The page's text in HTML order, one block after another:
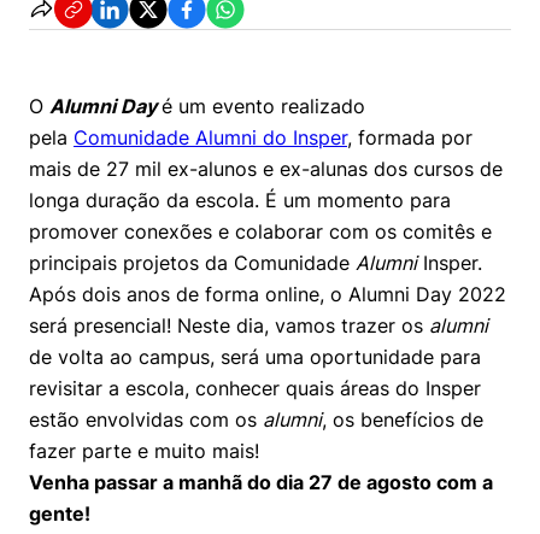
Todas as Engenharias
Engenharia de Computação
Busca por Áreas de Conhecimento
O Insper
Internacional
Student Life
Núcleo de Carreiras
Hub de Inovação e Empreendedorismo
Como funciona
Prêmio Duda Ermírio de Moraes
Como funciona
Resolução Eficaz de Problemas
Oportunidade de Negócios
Women in Action
Trabalhe conosco
Sala de Imprensa
Projetos Sociais
Lista de doadores
Pesquisa no Insper
Centros de Conhecimento
Cátedras
Centro de Dados e IA
Biblioteca Telles
Repositório Institucional
Pesquisa na Graduação
Seminários Acadêmicos
Comitê de Ética em Pesquisa
Conteúdos
Eventos
Newsletters
Notícias
Youtube
Instagram
Linkedin
Unidades Acadêmicas
Gestão e Economia
Engenharia e Ciência da Computação
Direito
Corpo Docente
Busca por docentes
Áreas de Conhecimento
Prêmios de Excelência
Ensino e aprendizagem
Fale Conosco
Atendimento
Visite o Insper
Canal de Ética
Ouvidoria
O Alumni Day é um evento realizado
pela Comunidade Alumni do Insper, formada por
mais de 27 mil ex-alunos e ex-alunas dos cursos de
longa duração da escola. É um momento para
promover conexões e colaborar com os comitês e
principais projetos da Comunidade AlumniInsper.
Após dois anos de forma online, o Alumni Day 2022
será presencial! Neste dia, vamos trazer os alumni
de volta ao campus, será uma oportunidade para
revisitar a escola, conhecer quais áreas do Insper
estão envolvidas com os alumni, os benefícios de
fazer parte e muito mais!
Venha passar a manhã do dia 27 de agosto com a
gente!